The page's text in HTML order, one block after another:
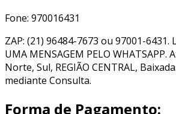
Fone: 970016431
ZAP: (21) 96484-7673 ou 97001-6431.
UMA MENSAGEM PELO
Norte, Sul, REGIÃO CENTRAL,
mediante Consulta.
Forma de Pagamento: